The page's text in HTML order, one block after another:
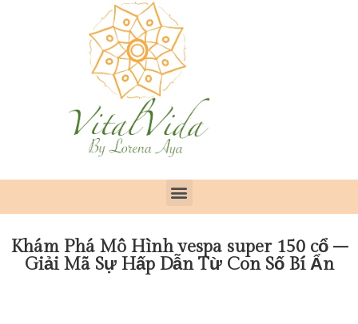
Khám Phá Mô Hình vespa super 150 cổ –
Giải Mã Sự Hấp Dẫn Từ Con Số Bí Ẩn